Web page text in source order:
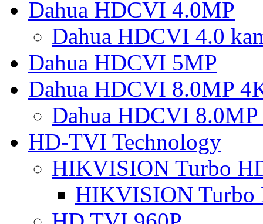
Dahua HDCVI 4.0MP
Dahua HDCVI 4.0
Dahua HDCVI 5MP
Dahua HDCVI 8.0MP
Dahua HDCVI 8.0MP
HD-TVI Technology
HIKVISION Turbo
HIKVISION Turbo